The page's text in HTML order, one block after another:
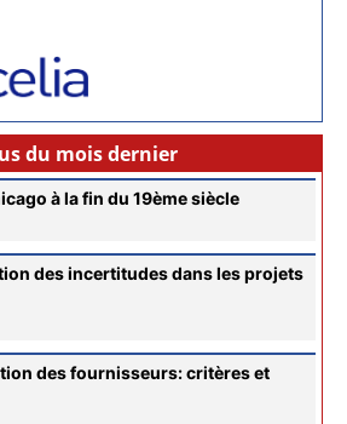
du mois dernier
à la fin du 19ème siècle
des incertitudes dans les projets
des fournisseurs: critères et